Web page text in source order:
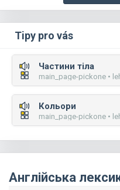
Tipy pro vás
Частини тіла
main_page-pickone •
Кольори
main_page-pickone •
Англійська